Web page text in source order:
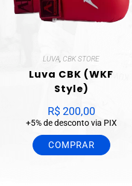
LUVA, CBK STORE
Luva CBK (WKF
Style)
R$200,00
+5% de desconto via PIX
COMPRAR